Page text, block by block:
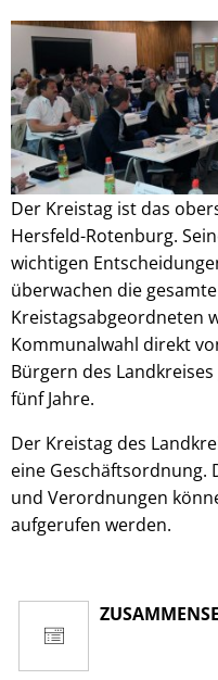
Der Kreistag ist das
Hersfeld-Rotenburg.
wichtigen
überwachen die
Kreistagsabgeordneten
Kommunalwahl direkt
Bürgern des
fünf Jahre.
Der Kreistag des
eine Geschäftsordnung.
und Verordnungen
aufgerufen werden.